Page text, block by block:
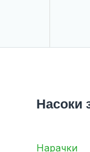
Насоки
Нарачки